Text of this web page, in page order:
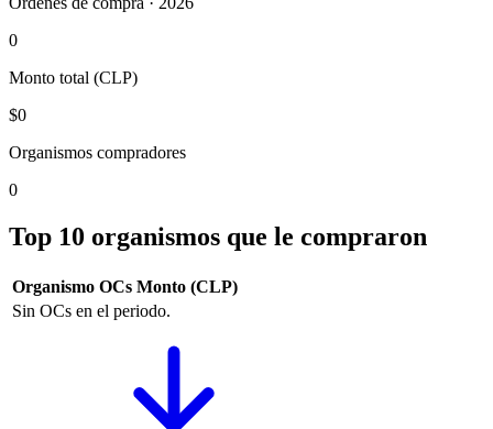
0
Monto total (CLP)
$0
Organismos compradores
0
Top 10 organismos que le compraron
Organismo OCs Monto (CLP)
Sin OCs en el periodo.